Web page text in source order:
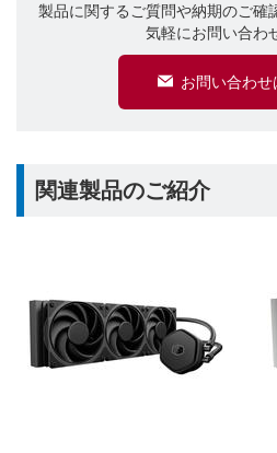
製品に関するご質問や納期のご確
気軽にお問い合わ
お問い合わせ
関連製品のご紹介